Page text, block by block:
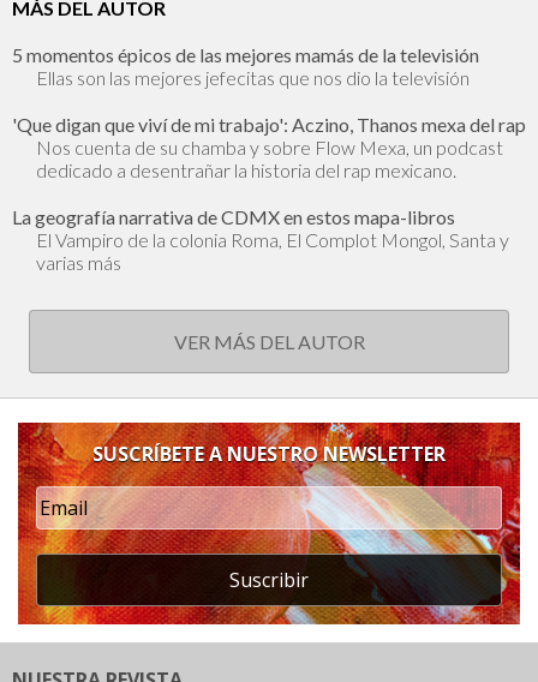
MÁS DEL AUTOR
5 momentos épicos de las mejores mamás de la televisión
Ellas son las mejores jefecitas que nos dio la televisión
'Que digan que viví de mi trabajo': Aczino, Thanos mexa del rap
Nos cuenta de su chamba y sobre Flow Mexa, un podcast
dedicado a desentrañar la historia del rap mexicano.
La geografía narrativa de CDMX en estos mapa-libros
El Vampiro de la colonia Roma, El Complot Mongol, Santa y
varias más
VER MÁS DEL AUTOR
SUSCRÍBETE A NUESTRO NEWSLETTER
Suscribir